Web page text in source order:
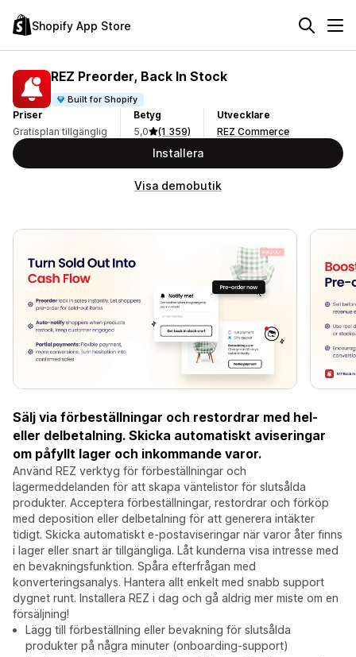
Shopify App Store
REZ Preorder, Back In Stock
Built for Shopify
Priser
Gratisplan tillgänglig
Betyg
5,0
(1 359)
Utvecklare
REZ Commerce
Installera
Visa demobutik
Sälj via förbeställningar och restordrar med hel-
eller delbetalning. Skicka automatiskt aviseringar
om påfyllt lager och inkommande varor.
Använd REZ verktyg för förbeställningar och
lagermeddelanden för att skapa väntelistor för slutsålda
produkter. Acceptera förbeställningar, restordrar och förköp
med deposition eller delbetalning för att generera intäkter
tidigt. Skicka automatiskt e-postaviseringar när varor åter finns
i lager eller snart är tillgängliga. Låt kunderna visa intresse med
en bevakningsfunktion. Spåra efterfrågan med
konverteringsanalys. Hantera allt enkelt med snabb support
dygnet runt. Installera REZ i dag och gå aldrig mer miste om en
försäljning!
Lägg till förbeställning eller bevakning för slutsålda
produkter på några minuter (onboarding-support)